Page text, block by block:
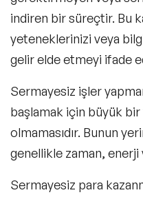
indiren bir süreçtir. Bu
yeteneklerinizi veya
gelir elde etmeyi ifade
Sermayesiz işler
başlamak için büyük bir
olmamasıdır. Bunun
genellikle zaman, enerji
Sermayesiz para